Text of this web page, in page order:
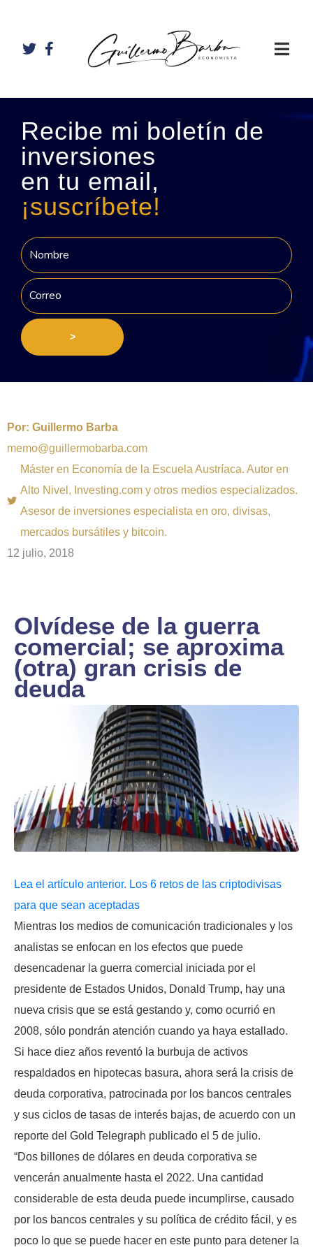
Recibe mi boletín de
inversiones
en tu email,
¡suscríbete!
>
Por: Guillermo Barba
memo@guillermobarba.com
Máster en Economía de la Escuela Austríaca. Autor en
Alto Nivel, Investing.com y otros medios especializados.
Asesor de inversiones especialista en oro, divisas,
mercados bursátiles y bitcoin.
12 julio, 2018
Olvídese de la guerra
comercial; se aproxima
(otra) gran crisis de
deuda
Lea el artículo anterior. Los 6 retos de las criptodivisas
para que sean aceptadas
Mientras los medios de comunicación tradicionales y los
analistas se enfocan en los efectos que puede
desencadenar la guerra comercial iniciada por el
presidente de Estados Unidos, Donald Trump, hay una
nueva crisis que se está gestando y, como ocurrió en
2008, sólo pondrán atención cuando ya haya estallado.
Si hace diez años reventó la burbuja de activos
respaldados en hipotecas basura, ahora será la crisis de
deuda corporativa, patrocinada por los bancos centrales
y sus ciclos de tasas de interés bajas, de acuerdo con un
reporte del Gold Telegraph publicado el 5 de julio.
“Dos billones de dólares en deuda corporativa se
vencerán anualmente hasta el 2022. Una cantidad
considerable de esta deuda puede incumplirse, causado
por los bancos centrales y su política de crédito fácil, y es
poco lo que se puede hacer en este punto para detener la